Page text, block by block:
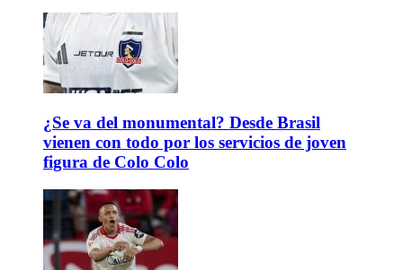
¿Se va del monumental? Desde Brasil
vienen con todo por los servicios de joven
figura de Colo Colo